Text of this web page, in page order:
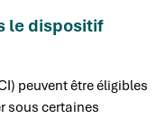
le dispositif
peuvent être éligibles
sous certaines